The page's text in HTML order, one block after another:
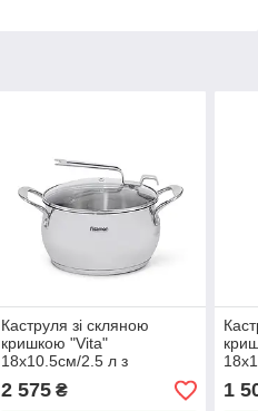
Каструля зі скляною
кришкою "Vita"
18х10.5см/2.5 л з
неіржавкої сталі Fissman
2 575₴ 1